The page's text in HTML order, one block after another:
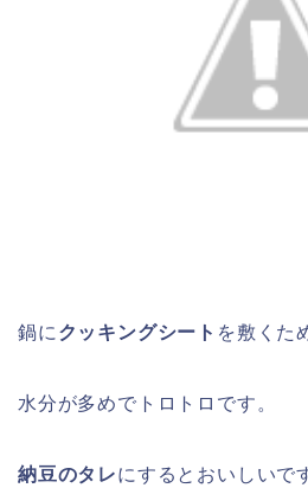
鍋に クッキングシート を敷くた
水分が多めでトロトロです。
納豆のタレにするとおいしいで